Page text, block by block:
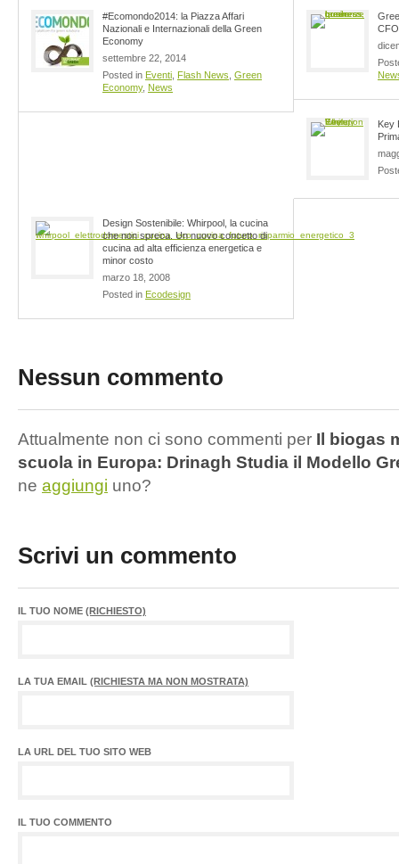
#Ecomondo2014: la Piazza Affari
Nazionali e Internazionali della Green
Economy
settembre 22, 2014
Posted in Eventi Flash News Green
Economy, News
Key
Design Sostenibile: Whirpool, la cucina
che non spreca. Un nuovo concetto di
cucina ad alta efficienza energetica e
minor costo
marzo 18, 2008
Posted in Ecodesign
Nessun commento
Attualmente non ci sono commenti per Il biogas
scuola in Europa: Drinagh Studia il Modello
ne aggiungi uno?
Scrivi un commento
IL TUO NOME (RICHIESTO)
LA TUA EMAIL (RICHIESTA MA NON MOSTRATA)
LA URL DEL TUO SITO WEB
IL TUO COMMENTO